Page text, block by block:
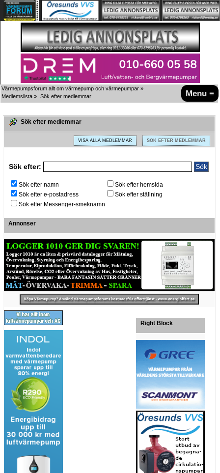
Menu ≡
Värmepumpsforum allt om värmepump och värmepumpar »
Medlemslista » Sök efter medlemmar
Sök efter medlemmar
VISA ALLA MEDLEMMAR SÖK EFTER MEDLEMMAR
Sök efter:
Sök efter namn
Sök efter e-postadress
Sök efter Messenger-smeknamn
Sök efter hemsida
Sök efter ställning
Annonser
Right Block